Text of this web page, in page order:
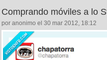
Comprando móviles a lo
por anonimo el 30 mar 2012, 18:12